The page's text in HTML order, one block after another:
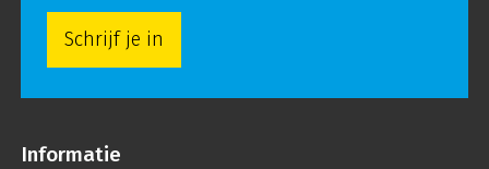
Schrijf je in
Informatie